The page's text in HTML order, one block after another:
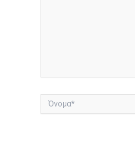
Όνομα*